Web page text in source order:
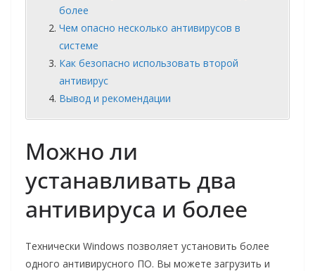
более
Чем опасно несколько антивирусов в
системе
Как безопасно использовать второй
антивирус
Вывод и рекомендации
Можно ли
устанавливать два
антивируса и более
Технически Windows позволяет установить более
одного антивирусного ПО. Вы можете загрузить и